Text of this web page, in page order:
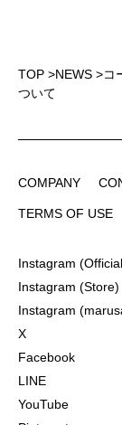
TOP >NEWS >コ
ついて
COMPANY
TERMS OF USE
Instagram
Instagram (Store)
Instagram
X
Facebook
LINE
YouTube